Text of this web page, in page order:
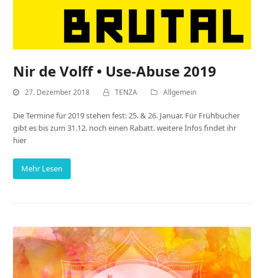
Nir de Volff • Use-Abuse 2019
27. Dezember 2018 TENZA Allgemein
Die Termine für 2019 stehen fest: 25. & 26. Januar. Für Frühbucher
gibt es bis zum 31.12. noch einen Rabatt. weitere Infos findet ihr
hier
Mehr Lesen